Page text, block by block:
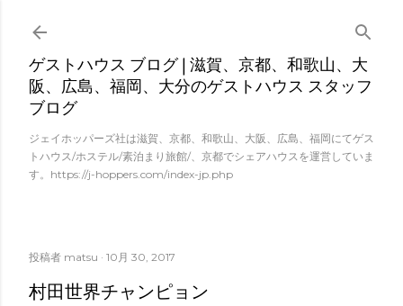
スキップしてメイン コンテンツに移動
ゲストハウス ブログ | 滋賀、京都、和歌山、大
阪、広島、福岡、大分のゲストハウス スタッフ
ブログ
ジェイホッパーズ社は滋賀、京都、和歌山、大阪、広島、福岡にてゲス
トハウス/ホステル/素泊まり旅館/、京都でシェアハウスを運営していま
す。https://j-hoppers.com/index-jp.php
投稿者 matsu 10月 30, 2017
村田世界チャンピョン